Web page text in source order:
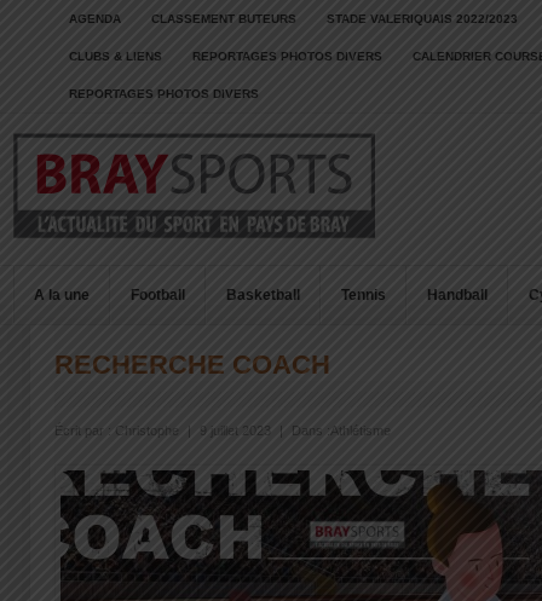
AGENDA CLASSEMENT BUTEURS STADE VALERIQUAIS 2022/2023
CLUBS & LIENS REPORTAGES PHOTOS DIVERS CALENDRIER
REPORTAGES PHOTOS DIVERS
A la une Football Basketball Tennis Handball
RECHERCHE COACH
Écrit par : Christophe 9 juillet 2023 Dans :Athlétisme